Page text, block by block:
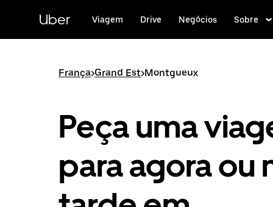
conteúdo
Uber Viagem Drive Negócios Sobre
França>Grand Est>Montgueux
Peça uma
para agora ou